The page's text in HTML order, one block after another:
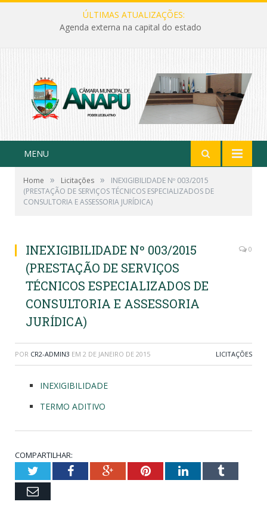
ÚLTIMAS ATUALIZAÇÕES:
Agenda externa na capital do estado
MENU
Home » Licitações »
INEXIGIBILIDADE Nº 003/2015
(PRESTAÇÃO DE SERVIÇOS TÉCNICOS ESPECIALIZADOS DE
CONSULTORIA E ASSESSORIA JURÍDICA)
INEXIGIBILIDADE Nº 003/2015
(PRESTAÇÃO DE SERVIÇOS
TÉCNICOS ESPECIALIZADOS DE
CONSULTORIA E ASSESSORIA
JURÍDICA)
0
POR CR2-ADMIN3 EM 2 DE JANEIRO DE 2015 LICITAÇÕES
INEXIGIBILIDADE
TERMO ADITIVO
COMPARTILHAR:
TwitterFacebookGoogle+PinterestLinkedInTumblr
Email